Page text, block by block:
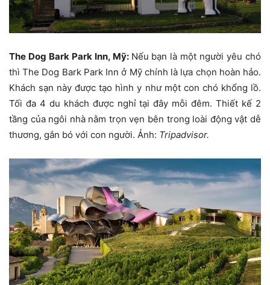
The Dog Bark Park Inn, Mỹ: Nếu bạn là một người yêu chó
thì The Dog Bark Park Inn ở Mỹ chính là lựa chọn hoàn hảo.
Khách sạn này được tạo hình y như một con chó khổng lồ.
Tối đa 4 du khách được nghỉ tại đây mỗi đêm. Thiết kế 2
tầng của ngôi nhà nằm trọn vẹn bên trong loài động vật dễ
thương, gắn bó với con người. Ảnh: Tripadvisor.